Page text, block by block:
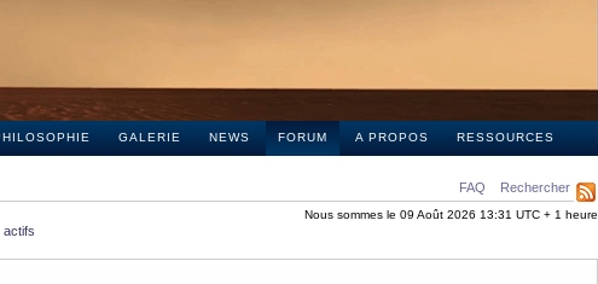
GALERIE NEWS FORUM A PROPOS RESSOURCES
FAQ Rechercher
Nous sommes le 09 Août 2026 13:31 UTC + 1 heure
actifs